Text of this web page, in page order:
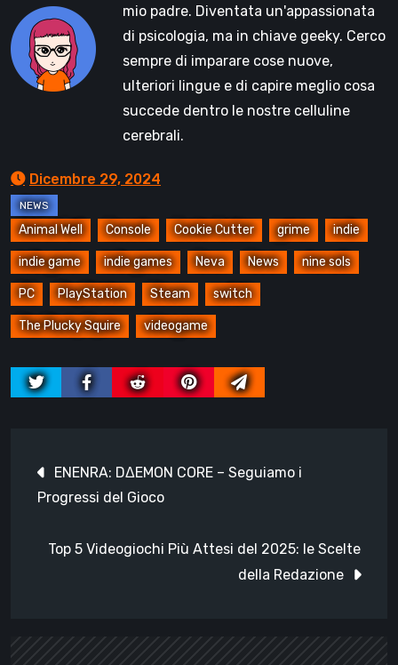
mio padre. Diventata un'appassionata
di psicologia, ma in chiave geeky. Cerco
sempre di imparare cose nuove,
ulteriori lingue e di capire meglio cosa
succede dentro le nostre celluline
cerebrali.
Dicembre 29, 2024
Animal Well Console Cookie Cutter grime indie
indie game indie games Neva News nine sols
PC PlayStation Steam switch
The Plucky Squire videogame
articoli
ENENRA: DΔEMON CORE – Seguiamo i
Progressi del Gioco
Top 5 Videogiochi Più Attesi del 2025: le Scelte
della Redazione